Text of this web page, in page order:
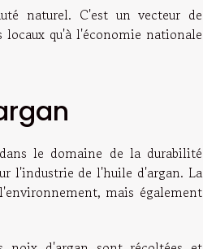
naturel. C'est un vecteur de
locaux qu'à l'économie nationale
le domaine de la durabilité
l'industrie de l'huile d'argan. La
mais également